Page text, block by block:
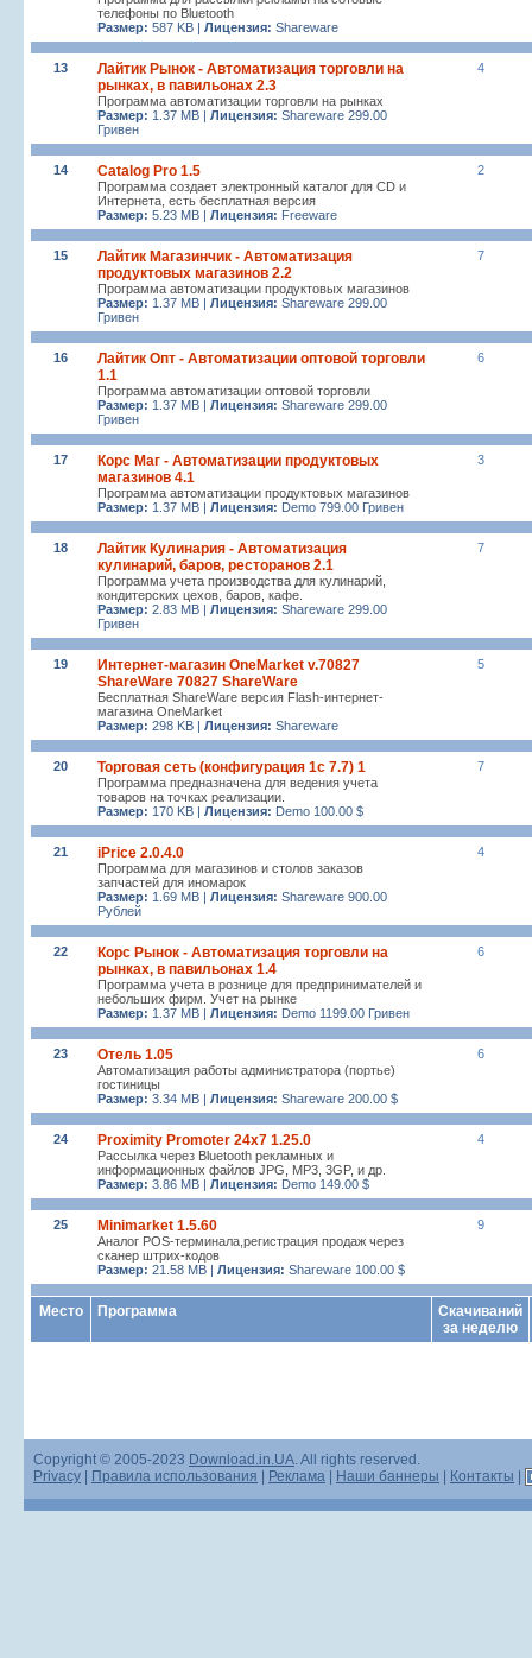
телефоны по Bluetooth
Размер: 587 KB | Лицензия: Shareware
13
Лайтик Рынок - Автоматизация торговли на
рынках, в павильонах 2.3
Программа автоматизации торговли на рынках
Размер: 1.37 MB | Лицензия: Shareware 299.00
Гривен
4
14 Catalog Pro 1.5
Программа создает электронный каталог для CD и
Интернета, есть бесплатная версия
Размер: 5.23 MB | Лицензия: Freeware
2
15
Лайтик Магазинчик - Автоматизация
продуктовых магазинов 2.2
Программа автоматизации продуктовых магазинов
Размер: 1.37 MB | Лицензия: Shareware 299.00
Гривен
7
16
Лайтик Опт - Автоматизации оптовой торговли
1.1
Программа автоматизации оптовой торговли
Размер: 1.37 MB | Лицензия: Shareware 299.00
Гривен
6
17
Корс Маг - Автоматизации продуктовых
магазинов 4.1
Программа автоматизации продуктовых магазинов
Размер: 1.37 MB | Лицензия: Demo 799.00 Гривен
3
18
Лайтик Кулинария - Автоматизация
кулинарий, баров, ресторанов 2.1
Программа учета производства для кулинарий,
кондитерских цехов, баров, кафе.
Размер: 2.83 MB | Лицензия: Shareware 299.00
Гривен
7
19
Интернет-магазин OneMarket v.70827
ShareWare 70827 ShareWare
Бесплатная ShareWare версия Flash-интернет-
магазина OneMarket
Размер: 298 KB | Лицензия: Shareware
5
20 Торговая сеть (конфигурация 1с 7.7) 1
Программа предназначена для ведения учета
товаров на точках реализации.
Размер: 170 KB | Лицензия: Demo 100.00 $
7
21 iPrice 2.0.4.0
Программа для магазинов и столов заказов
запчастей для иномарок
Размер: 1.69 MB | Лицензия: Shareware 900.00
Рублей
4
22
Корс Рынок - Автоматизация торговли на
рынках, в павильонах 1.4
Программа учета в рознице для предпринимателей и
небольших фирм. Учет на рынке
Размер: 1.37 MB | Лицензия: Demo 1199.00 Гривен
6
23 Отель 1.05
Автоматизация работы администратора (портье)
гостиницы
Размер: 3.34 MB | Лицензия: Shareware 200.00 $
6
24 Proximity Promoter 24x7 1.25.0
Рассылка через Bluetooth рекламных и
информационных файлов JPG, MP3, 3GP, и др.
Размер: 3.86 MB | Лицензия: Demo 149.00 $
4
25 Minimarket 1.5.60
Аналог POS-терминала,регистрация продаж через
сканер штрих-кодов
Размер: 21.58 MB | Лицензия: Shareware 100.00 $
9
Место Программа
Скачиваний
за неделю
Copyright © 2005-2023 Download.in.UA. All rights reserved.
Privacy
Правила использования Реклама Наши баннеры Контакты